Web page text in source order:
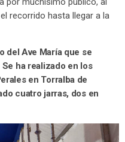
recorrido hasta llegar a la
del Ave María que se
ha realizado en los
en Torralba de
cuatro jarras, dos en